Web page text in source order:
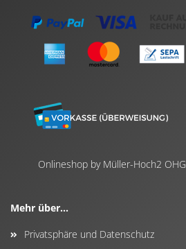
Onlineshop by Müller-Hoch2 OHG
Mehr über...
Privatsphäre und Datenschutz